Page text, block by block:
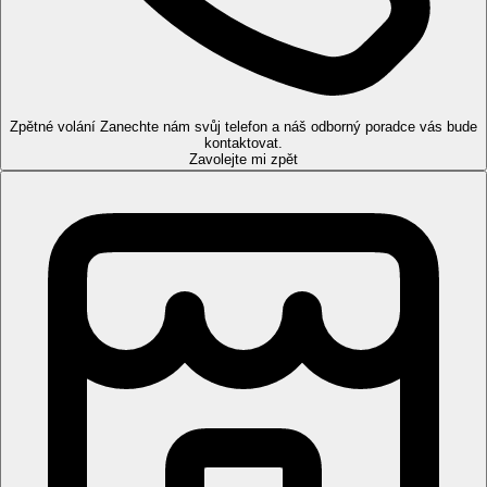
koupelna/WC (vysoušeč vlasů, župany),
individuálně ovládaná klimatizace, TV/sat., trezor (zdarma),
minilednička, set na přípravu kávy a čaje, balkon nebo terasa.
Ostatní typy pokojů (pokud není uvedeno jinak, mají pokoje
výše uvedené vybavení)
Čtyřlůžkový pokoj:prostornější
prostornější, sdílený
bazén, pokoje umístěné v přízemí, na terase dvě lehátka
Dvoulůžkový pokoj, Premium:
pokoje v nově
Junior Suita, Soukromý bazén: pokoje v nově
postavené budově, privátní bazén
Mezonet, Soukromý bazén:
pokoje v nově postavené
budově, privátní bazén
lehátka, slunečníky a osušky zdarma. Bar na pláži.
Zpětné volání Zanechte nám svůj telefon a náš odborný poradce vás bude
kontaktovat.
Zavolejte mi zpět